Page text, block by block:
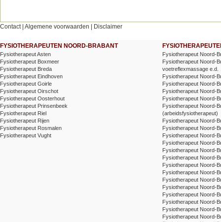
Contact| Algemene voorwaarden Disclaimer
FYSIOTHERAPEUTEN NOORD-BRABANT
Fysiotherapeut Asten
Fysiotherapeut Boxmeer
Fysiotherapeut Breda
Fysiotherapeut Eindhoven
Fysiotherapeut Goirle
Fysiotherapeut Oirschot
Fysiotherapeut Oosterhout
Fysiotherapeut Prinsenbeek
Fysiotherapeut Riel
Fysiotherapeut Rijen
Fysiotherapeut Rosmalen
Fysiotherapeut Vught
Fysiotherapeut Noord-
Fysiotherapeut Noord-
voetreflexmassage e.d.
Fysiotherapeut Noord-
Fysiotherapeut Noord-
Fysiotherapeut Noord-
Fysiotherapeut Noord-
Fysiotherapeut Noord-
(arbeidsfysiotherapeut)
Fysiotherapeut Noord-
Fysiotherapeut Noord-
Fysiotherapeut Noord-
Fysiotherapeut Noord-
Fysiotherapeut Noord-
Fysiotherapeut Noord-
Fysiotherapeut Noord-
Fysiotherapeut Noord-
Fysiotherapeut Noord-
Fysiotherapeut Noord-
Fysiotherapeut Noord-
Fysiotherapeut Noord-
Fysiotherapeut Noord-
Fysiotherapeut Noord-